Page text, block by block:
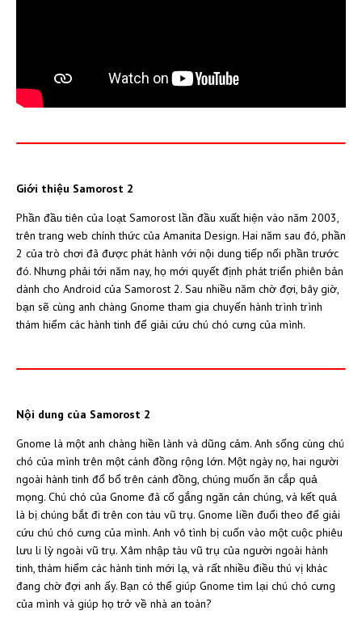
Giới thiệu Samorost 2
Phần đầu tiên của loạt Samorost lần đầu xuất hiện vào năm 2003,
trên trang web chính thức của Amanita Design. Hai năm sau đó, phần
2 của trò chơi đã được phát hành với nội dung tiếp nối phần trước
đó. Nhưng phải tới năm nay, họ mới quyết định phát triển phiên bản
dành cho Android của Samorost 2. Sau nhiều năm chờ đợi, bây giờ,
bạn sẽ cùng anh chàng Gnome tham gia chuyến hành trình trình
thám hiểm các hành tinh để giải cứu chú chó cưng của mình.
Nội dung của Samorost 2
Gnome là một anh chàng hiền lành và dũng cảm. Anh sống cùng chú
chó của mình trên một cánh đồng rộng lớn. Một ngày nọ, hai người
ngoài hành tinh đổ bổ trên cánh đồng, chúng muốn ăn cắp quả
mọng. Chú chó của Gnome đã cố gắng ngăn cản chúng, và kết quả
là bị chúng bắt đi trên con tàu vũ trụ. Gnome liền đuổi theo để giải
cứu chú chó cưng của mình. Anh vô tình bị cuốn vào một cuộc phiêu
lưu li lỳ ngoài vũ trụ. Xâm nhập tàu vũ trụ của người ngoài hành
tinh, thám hiểm các hành tinh mới lạ, và rất nhiều điều thú vị khác
đang chờ đợi anh ấy. Bạn có thể giúp Gnome tìm lại chú chó cưng
của mình và giúp họ trở về nhà an toàn?